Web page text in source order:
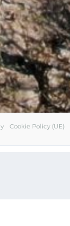
Cookie Policy (UE)